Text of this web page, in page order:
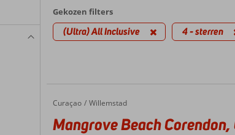
Gekozen filters
(Ultra) All Inclusive 4 - sterren
Home
Curaçao Willemstad
Mangrove Beach Corendon, Curio by Hilton
Mangrove Beach